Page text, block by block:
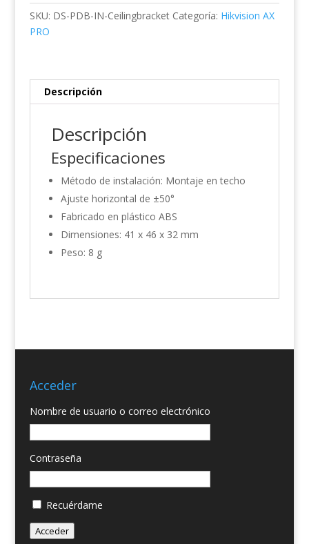
Ceilingbracket
cantidad
SKU: DS-PDB-IN-Ceilingbracket Categoría: Hikvision AX
PRO
Descripción
Descripción
Especificaciones
Método de instalación: Montaje en techo
Ajuste horizontal de ±50°
Fabricado en plástico ABS
Dimensiones: 41 x 46 x 32 mm
Peso: 8 g
Acceder
Nombre de usuario o correo electrónico
Contraseña
Recuérdame
Acceder